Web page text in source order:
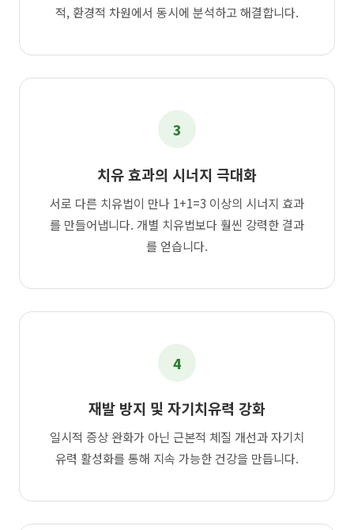
적, 환경적 차원에서 동시에 분석하고 해결합니다.
3
치유 효과의 시너지 극대화
서로 다른 치유법이 만나 1+1=3 이상의 시너지 효과
를 만들어냅니다. 개별 치유법보다 훨씬 강력한 결과
를 얻습니다.
4
재발 방지 및 자기치유력 강화
일시적 증상 완화가 아닌 근본적 체질 개선과 자기치
유력 활성화를 통해 지속 가능한 건강을 만듭니다.